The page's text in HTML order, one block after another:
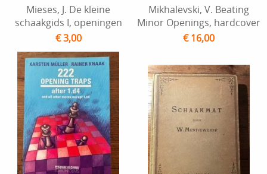
Mieses, J. De kleine
schaakgids I, openingen
€ 3,00
Mikhalevski, V. Beating
Minor Openings, hardcover
€ 16,00